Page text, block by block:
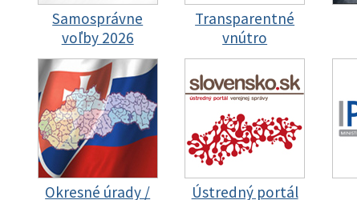
Samosprávne
voľby 2026
Transparentné
vnútro
Okresné úrady /
Ústredný portál